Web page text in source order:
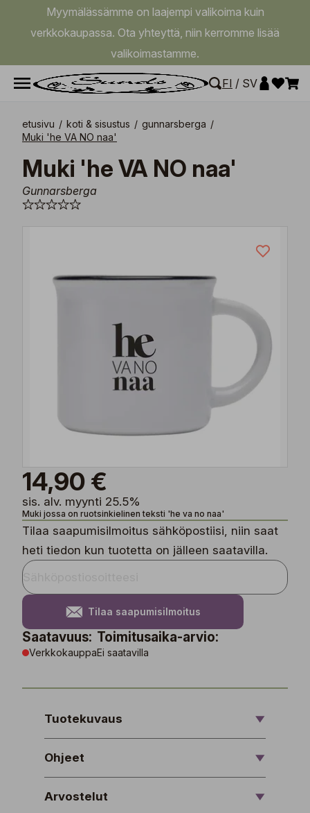
Myymälässämme on laajempi valikoima kuin
verkkokaupassa. Ota yhteyttä, niin kerromme lisää
valikoimastamme.
FI / SV
etusivu / koti & sisustus / gunnarsberga /
Muki 'he VA NO naa'
Muki 'he VA NO naa'
Gunnarsberga
14,90 €
sis. alv. myynti 25.5%
Muki jossa on ruotsinkielinen teksti 'he va no naa'
Tilaa saapumisilmoitus sähköpostiisi, niin saat
heti tiedon kun tuotetta on jälleen saatavilla.
Tilaa saapumisilmoitus
Saatavuus:
Verkkokauppa
Toimitusaika-arvio:
Ei saatavilla
Tuotekuvaus
Ohjeet
Arvostelut